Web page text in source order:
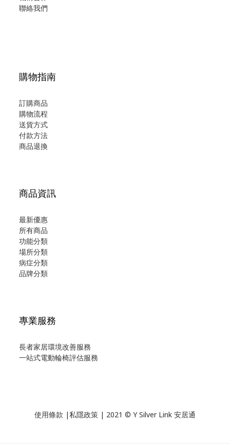
聯絡我們
購物指南
訂購商品
購物流程
送貨方式
付款方法
商品退換
商品資訊
最新優惠
所有商品
功能分類
場所分類
病症分類
品牌分類
專業服務
長者家居環境改善服務
一站式電動輪椅評估服務
使用條款 |私隱政策 | 2021 © Y Silver Link 安居通